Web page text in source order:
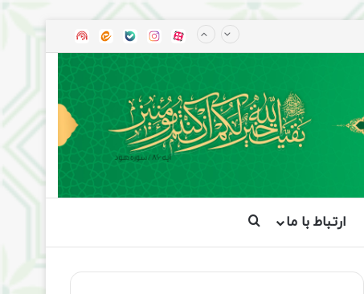
آپاراتاینستاگرام
بله ایتا شنوتو
ارتباط با ما جستجو برای